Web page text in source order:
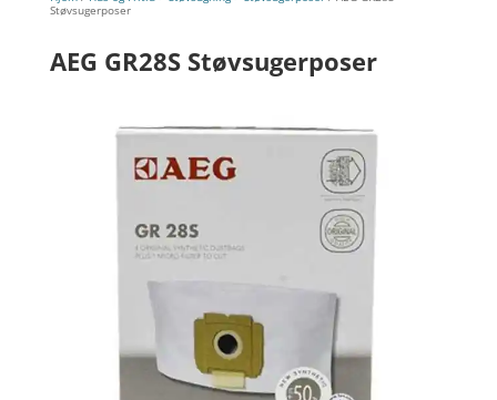
Støvsugerposer
AEG GR28S Støvsugerposer